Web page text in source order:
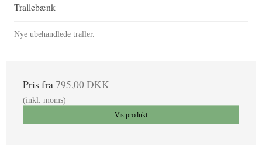
Trallebænk
Nye ubehandlede traller.
Pris fra795,00 DKK
(inkl. moms)
Vis produkt